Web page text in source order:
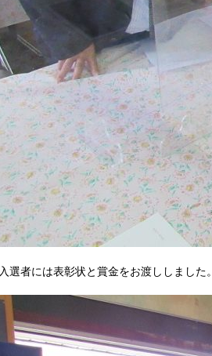
入選者には表彰状と賞金をお渡ししました。